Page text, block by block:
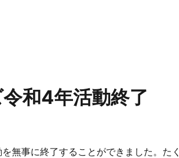
和4年活動終了
無事に終了することができました。た